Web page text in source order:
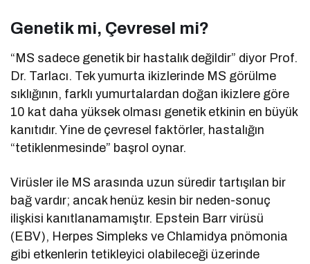
Genetik mi, Çevresel mi?
“MS sadece genetik bir hastalık değildir” diyor Prof.
Dr. Tarlacı. Tek yumurta ikizlerinde MS görülme
sıklığının, farklı yumurtalardan doğan ikizlere göre
10 kat daha yüksek olması genetik etkinin en büyük
kanıtıdır. Yine de çevresel faktörler, hastalığın
“tetiklenmesinde” başrol oynar.
Virüsler ile MS arasında uzun süredir tartışılan bir
bağ vardır; ancak henüz kesin bir neden-sonuç
ilişkisi kanıtlanamamıştır. Epstein Barr virüsü
(EBV), Herpes Simpleks ve Chlamidya pnömonia
gibi etkenlerin tetikleyici olabileceği üzerinde